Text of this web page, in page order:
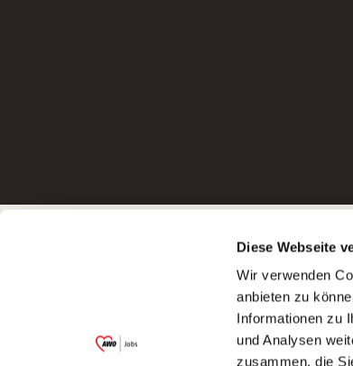
Diese Webseite
Wir verwenden
anbieten zu
Informationen zu
und Analysen
zusammen, die
Garitz Bewirtschaftungsbetriebe GmbH
(Ein Tochterunternehmen des AWO
Bezirksverbandes Unterfranken e.V.)